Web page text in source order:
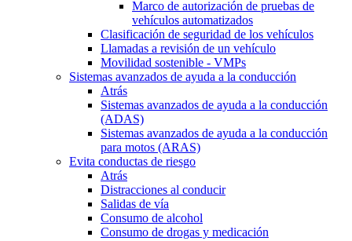
Marco de autorización de pruebas de
vehículos automatizados
Clasificación de seguridad de los vehículos
Llamadas a revisión de un vehículo
Movilidad sostenible - VMPs
Sistemas avanzados de ayuda a la conducción
Atrás
Sistemas avanzados de ayuda a la conducción
(ADAS)
Sistemas avanzados de ayuda a la conducción
para motos (ARAS)
Evita conductas de riesgo
Atrás
Distracciones al conducir
Salidas de vía
Consumo de alcohol
Consumo de drogas y medicación